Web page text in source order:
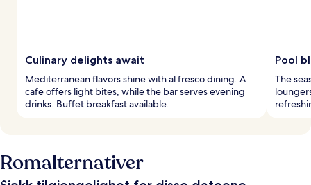
Culinary delights await
Mediterranean flavors shine with al fresco dining. A
cafe offers light bites, while the bar serves evening
drinks. Buffet breakfast available.
Pool
The
Romalternativer